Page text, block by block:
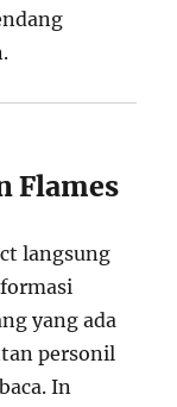
Flames
langsung
yang ada
personil
In